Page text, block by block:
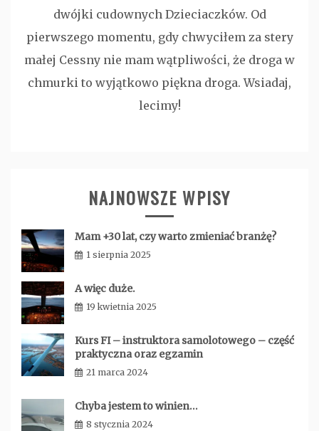
dwójki cudownych Dzieciaczków. Od
pierwszego momentu, gdy chwyciłem za stery
małej Cessny nie mam wątpliwości, że droga w
chmurki to wyjątkowo piękna droga. Wsiadaj,
lecimy!
NAJNOWSZE WPISY
Mam +30 lat, czy warto zmieniać branżę?
1 sierpnia 2025
A więc duże.
19 kwietnia 2025
Kurs FI – instruktora samolotowego – część
praktyczna oraz egzamin
21 marca 2024
Chyba jestem to winien…
8 stycznia 2024